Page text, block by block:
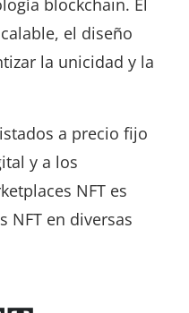
el diseño
la unicidad y la
a precio fijo
y a los
NFT es
en diversas